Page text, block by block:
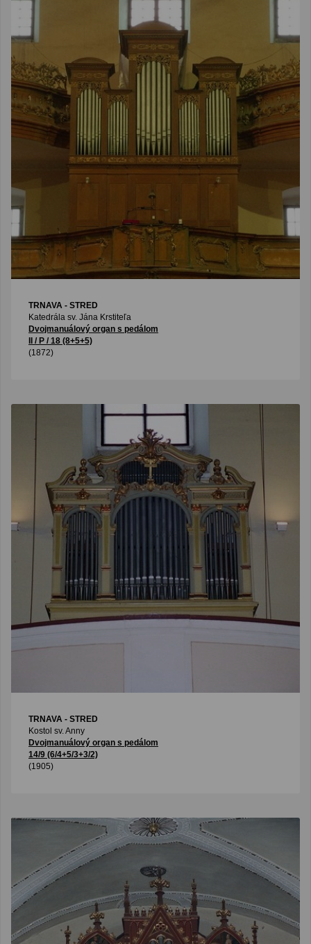
TRNAVA - STRED
Katedrála sv. Jána Krstiteľa
Dvojmanuálový organ s pedálom
II / P / 18 (8+5+5)
(1872)
TRNAVA - STRED
Kostol sv. Anny
Dvojmanuálový organ s pedálom
14/9 (6/4+5/3+3/2)
(1905)